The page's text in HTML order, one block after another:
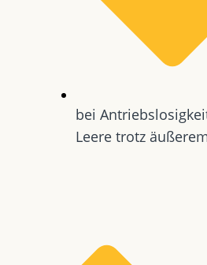
bei
Leere trotz